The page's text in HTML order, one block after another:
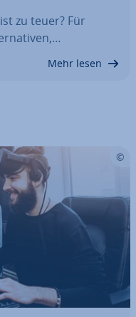
zu teuer? Für
Mehr lesen